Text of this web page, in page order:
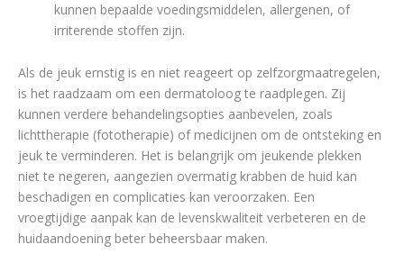
kunnen bepaalde voedingsmiddelen, allergenen, of
irriterende stoffen zijn.
Als de jeuk ernstig is en niet reageert op zelfzorgmaatregelen,
is het raadzaam om een dermatoloog te raadplegen. Zij
kunnen verdere behandelingsopties aanbevelen, zoals
lichttherapie (fototherapie) of medicijnen om de ontsteking en
jeuk te verminderen. Het is belangrijk om jeukende plekken
niet te negeren, aangezien overmatig krabben de huid kan
beschadigen en complicaties kan veroorzaken. Een
vroegtijdige aanpak kan de levenskwaliteit verbeteren en de
huidaandoening beter beheersbaar maken.